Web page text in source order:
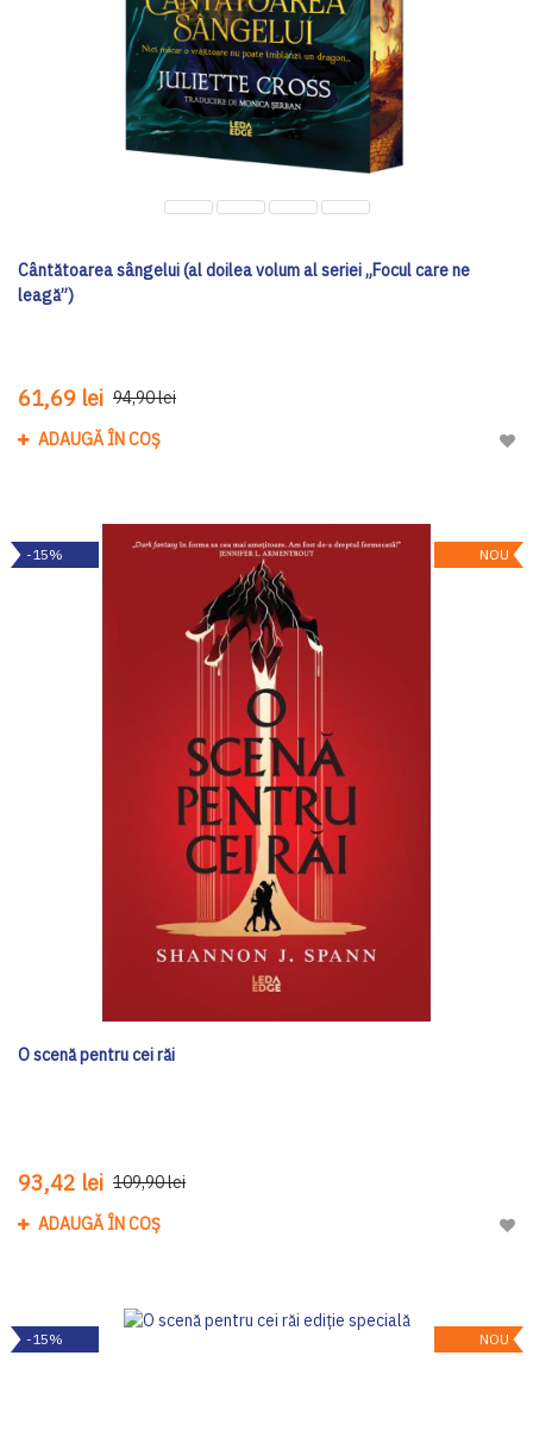
Cântătoarea sângelui (al doilea volum al seriei „Focul care ne
leagă”)
61,69 lei 94,90 lei
ADAUGĂ ÎN COȘ
NOU
-15%
O scenă pentru cei răi
93,42 lei 109,90 lei
ADAUGĂ ÎN COȘ
NOU
-15%